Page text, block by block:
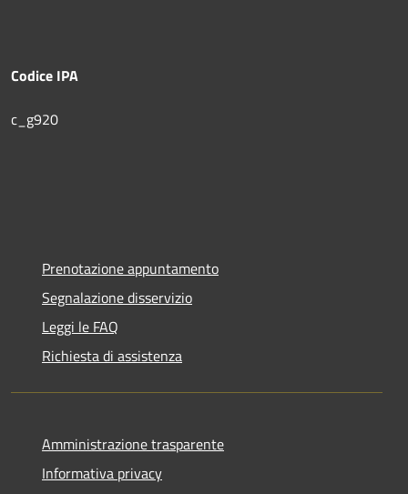
Codice IPA
c_g920
Prenotazione appuntamento
Segnalazione disservizio
Leggi le FAQ
Richiesta di assistenza
Amministrazione trasparente
Informativa privacy